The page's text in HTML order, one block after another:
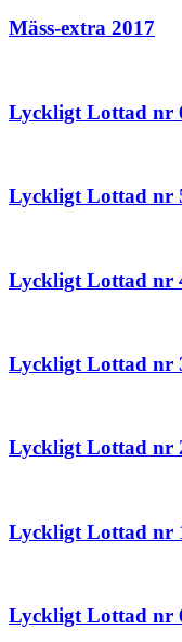
Mäss-extra 2017
Lyckligt Lottad nr
Lyckligt Lottad nr
Lyckligt Lottad nr
Lyckligt Lottad nr
Lyckligt Lottad nr
Lyckligt Lottad nr
Lyckligt Lottad nr